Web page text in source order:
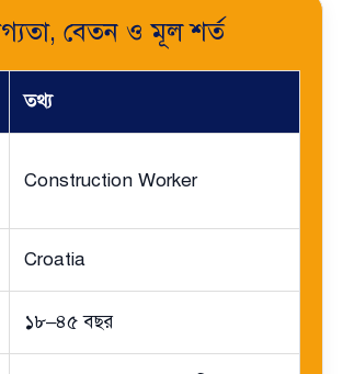
বেতন ও মূল শর্ত
তথ্য
Construction Worker
Croatia
১৮–৪৫ বছর